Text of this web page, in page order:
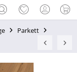
Parkett